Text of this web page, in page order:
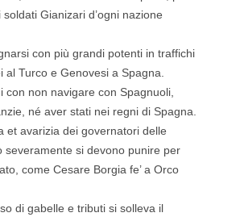
Gianizari d’ogni nazione
con più grandi potenti in traffichi
al Turco e Genovesi a Spagna.
con non navigare con Spagnuoli,
né aver stati nei regni di Spagna.
et avarizia dei governatori delle
severamente si devono punire per
come Cesare Borgia fe’ a Orco
di gabelle e tributi si solleva il